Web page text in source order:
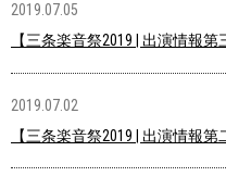
2019.07.05
【三条楽音祭2019 | 出演情報第
2019.07.02
【三条楽音祭2019 | 出演情報第